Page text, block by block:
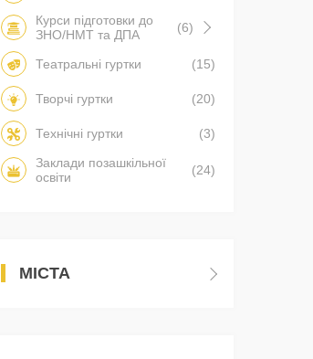
Курси підготовки до
ЗНО/НМТ та ДПА
(6)
Театральні гуртки (15)
Творчі гуртки (20)
Технічні гуртки
(3)
Заклади позашкільної
освіти
(24)
МІСТА